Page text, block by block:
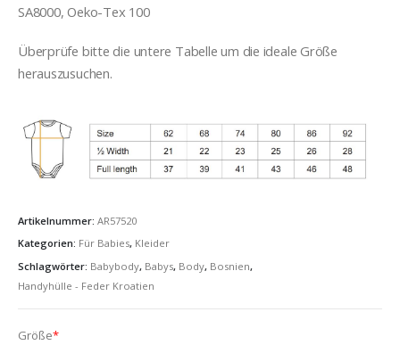
SA8000, Oeko-Tex 100
Überprüfe bitte die untere Tabelle um die ideale Größe
herauszusuchen.
Artikelnummer: AR57520
Kategorien: Für Babies, Kleider
Schlagwörter: Babybody, Babys, Body, Bosnien,
Handyhülle - Feder Kroatien
Größe*